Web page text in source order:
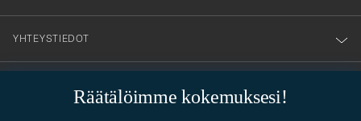
Räätälöimme kokemuksesi!
YHTEYSTIEDOT
PUKEUTUMISNEUVONTA